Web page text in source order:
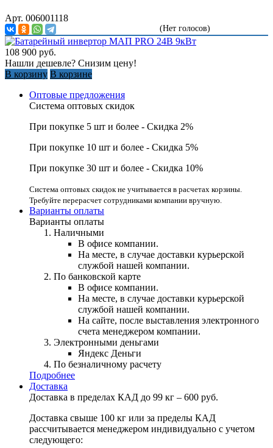
Арт. 006001118
(Нет голосов)
108 900 руб.
Нашли дешевле? Снизим цену!
В корзину В корзине
Оптовые предложения
Система оптовых скидок
При покупке 5 шт и более - Скидка 2%
При покупке 10 шт и более - Скидка 5%
При покупке 30 шт и более - Скидка 10%
Система оптовых скидок не учитывается в расчетах корзины.
Требуйте перерасчет сотрудниками компании вручную.
Варианты оплаты
Варианты оплаты
Наличными
В офисе компании.
На месте, в случае доставки курьерской
службой нашей компании.
По банковской карте
В офисе компании.
На месте, в случае доставки курьерской
службой нашей компании.
На сайте, после выставления электронного
счета менеджером компании.
Электронными деньгами
Яндекс Деньги
По безналичному расчету
Подробнее
Доставка
Доставка в пределах КАД до 99 кг – 600 руб.
Доставка свыше 100 кг или за пределы КАД
рассчитывается менеджером индивидуально с учетом
следующего: